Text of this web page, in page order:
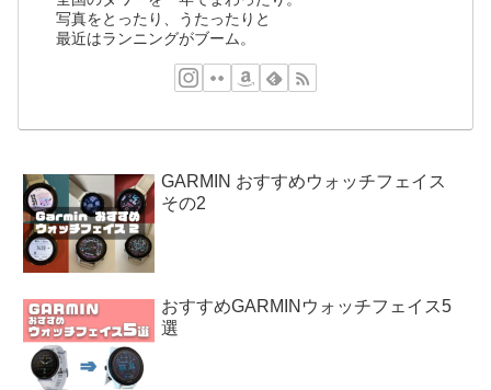
写真をとったり、うたったりと
最近はランニングがブーム。
GARMIN おすすめウォッチフェイス
その2
おすすめGARMINウォッチフェイス5
選